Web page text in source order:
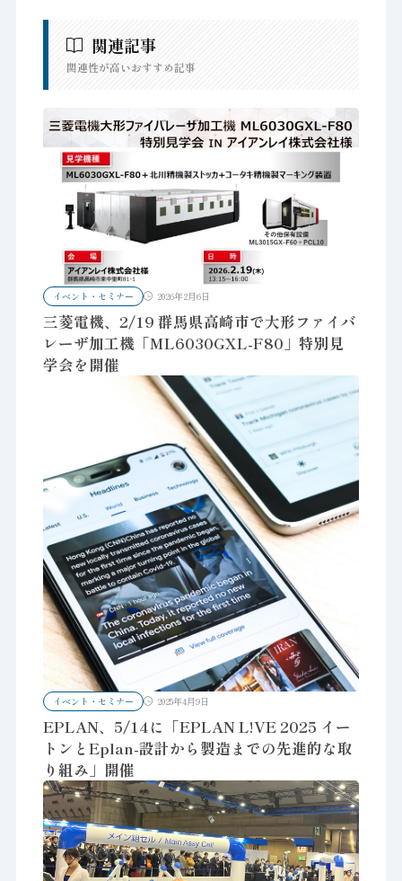
関連記事
関連性が高いおすすめ記事
イベント・セミナー 2026年2月6日
三菱電機、2/19 群馬県高崎市で大形ファイバ
レーザ加工機「ML6030GXL-F80」特別見
学会を開催
イベント・セミナー 2025年4月9日
EPLAN、5/14に「EPLAN L!VE 2025 イー
トンとEplan-設計から製造までの先進的な取
り組み」開催